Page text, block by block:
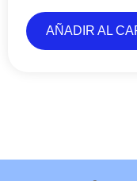
AÑADIR AL